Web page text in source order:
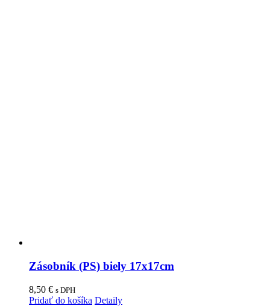
Zásobník (PS) biely 17x17cm
8,50 € s DPH
Pridať do košíka Detaily